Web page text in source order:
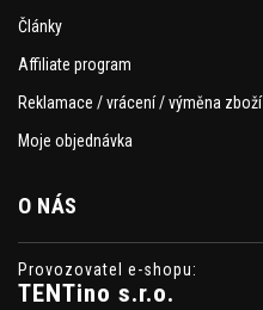
Články
Affiliate program
Reklamace / vrácení / výměna zboží
Moje objednávka
O NÁS
Provozovatel e-shopu:
TENTino s.r.o.